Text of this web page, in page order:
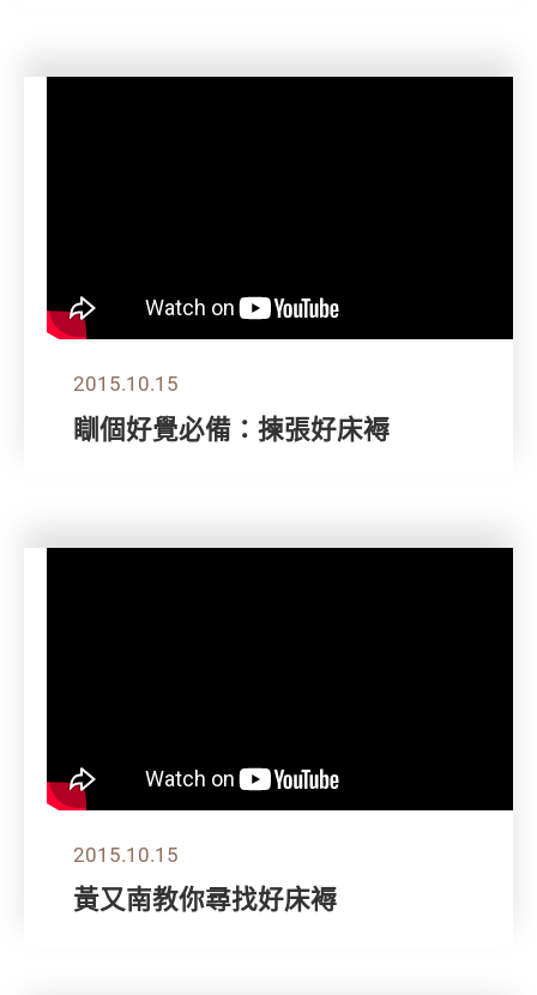
2015.10.15
瞓個好覺必備：揀張好床褥
2015.10.15
黃又南教你尋找好床褥